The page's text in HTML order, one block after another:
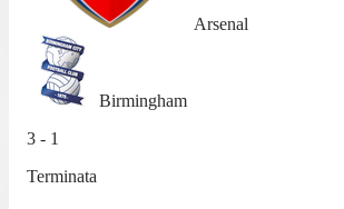
Arsenal
Birmingham
3 - 1
Terminata